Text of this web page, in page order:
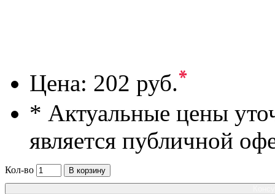
Цена: 202 руб.*
* Актуальные цены
является публичной
Кол-во
В корзину